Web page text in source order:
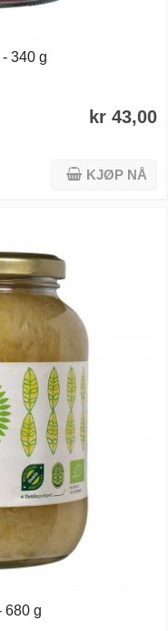
340 g
kr 43,00
KJØP NÅ
680 g